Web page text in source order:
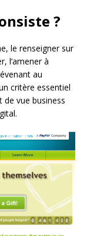
?
le renseigner sur
l’amener à
au
critère essentiel
de vue business